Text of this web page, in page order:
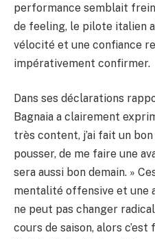
performance semblait
de feeling, le pilote italien
vélocité et une confiance
impérativement confirmer.
Dans ses déclarations
Bagnaia a clairement
très content, j’ai fait un bon
pousser, de me faire une
sera aussi bon demain. »
mentalité offensive et une
ne peut pas changer
cours de saison, alors